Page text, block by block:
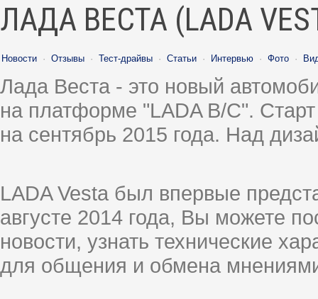
ЛАДА ВЕСТА (LADA
Новости · Отзывы · Тест-драйвы · Статьи · Интервью · Фото ·
Лада Веста - это новый
на платформе "LADA B/C".
на сентябрь 2015 года. Над
LADA Vesta был впервые
августе 2014 года, Вы можете
новости, узнать технические
для общения и обмена